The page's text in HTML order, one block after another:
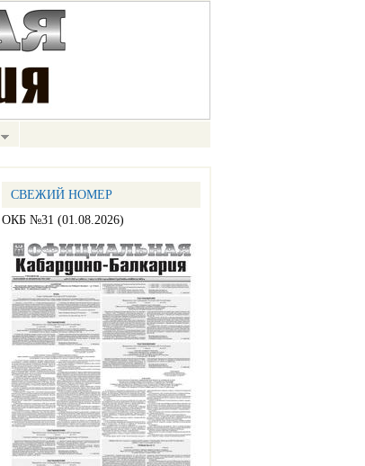
СВЕЖИЙ НОМЕР
ОКБ №31 (01.08.2026)